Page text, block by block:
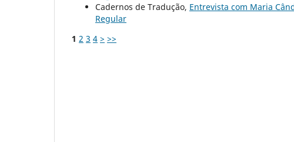
Cadernos de Tradução, Entrevista com Maria
Regular
1 2 3 4 > >>